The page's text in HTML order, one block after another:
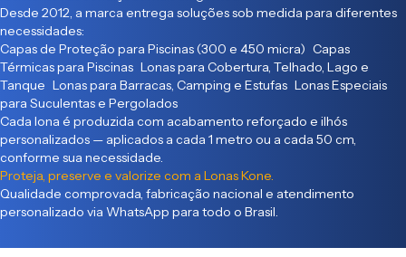
Desde 2012, a marca entrega soluções sob medida para diferentes
necessidades:
Capas de Proteção para Piscinas (300 e 450 micra) Capas
Térmicas para Piscinas Lonas para Cobertura, Telhado, Lago e
Tanque Lonas para Barracas, Camping e Estufas Lonas Especiais
para Suculentas e Pergolados
Cada lona é produzida com acabamento reforçado e ilhós
personalizados — aplicados a cada 1 metro ou a cada 50 cm,
conforme sua necessidade.
Proteja, preserve e valorize com a Lonas Kone.
Qualidade comprovada, fabricação nacional e atendimento
personalizado via WhatsApp para todo o Brasil.